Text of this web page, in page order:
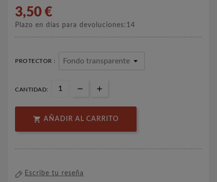
3,50 €
Plazo en días para devoluciones:14
PROTECTOR :
CANTIDAD:
 AÑADIR AL CARRITO
Escribe tu reseña